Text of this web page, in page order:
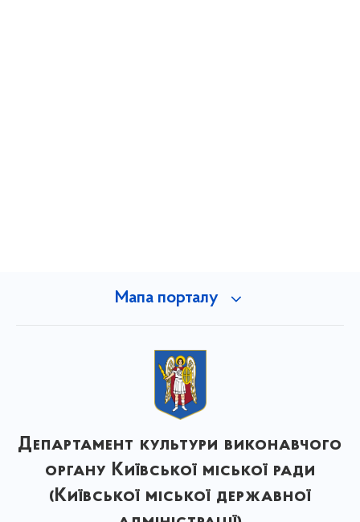
Мапа порталу
Департамент культури виконавчого
органу Київської міської ради
(Київської міської державної